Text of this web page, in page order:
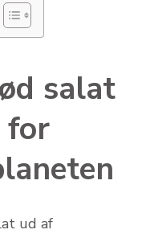
salat
for
ud af